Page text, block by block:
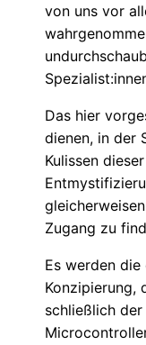
von uns vor
Das hier
dienen, in der
Kulissen
Zugang zu
Es werden
Konzipierung,
schließlich